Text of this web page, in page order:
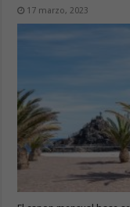
17 marzo, 2023